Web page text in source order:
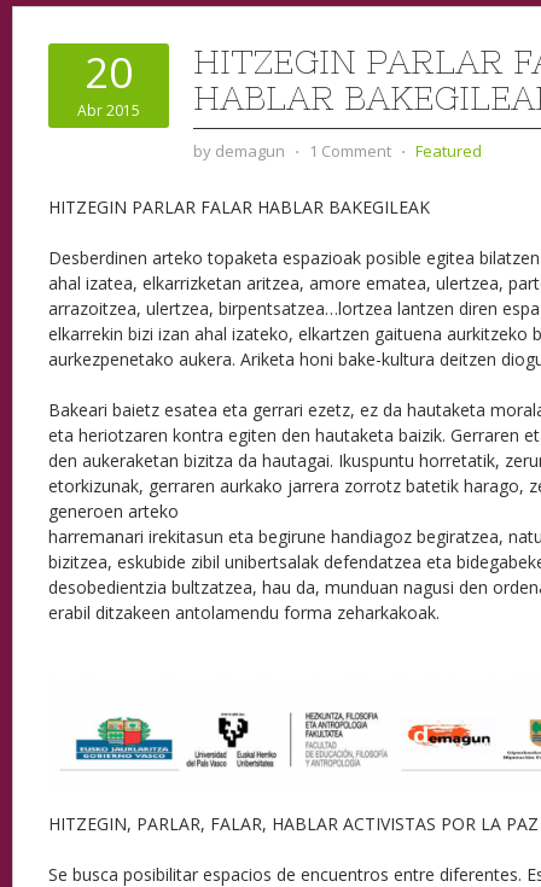
20
Abr 2015
HITZEGIN PARLAR
HABLAR
by demagun ⋅ 1 Comment ⋅ Featured
HITZEGIN PARLAR FALAR HABLAR BAKEGILEAK
Desberdinen arteko topaketa espazioak posible egitea
ahal izatea, elkarrizketan aritzea, amore ematea, ulertzea,
arrazoitzea, ulertzea, birpentsatzea…lortzea lantzen diren
elkarrekin bizi izan ahal izateko, elkartzen gaituena aurkitzeko
aurkezpenetako aukera. Ariketa honi bake-kultura deitzen
Bakeari baietz esatea eta gerrari ezetz, ez da hautaketa
eta heriotzaren kontra egiten den hautaketa baizik. Gerraren
den aukeraketan bizitza da hautagai. Ikuspuntu horretatik,
etorkizunak, gerraren aurkako jarrera zorrotz batetik harago,
generoen arteko
harremanari irekitasun eta begirune handiagoz begiratzea,
bizitzea, eskubide zibil unibertsalak defendatzea eta
desobedientzia bultzatzea, hau da, munduan nagusi den
erabil ditzakeen antolamendu forma zeharkakoak.
HITZEGIN, PARLAR, FALAR, HABLAR ACTIVISTAS POR LA PAZ
Se busca posibilitar espacios de encuentros entre diferentes.